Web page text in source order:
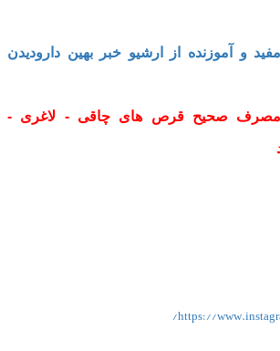
و آموزنده از ارشیو خبر بهین دارودیدن
مصرف صحیح قرص های چاقی - لاغری -